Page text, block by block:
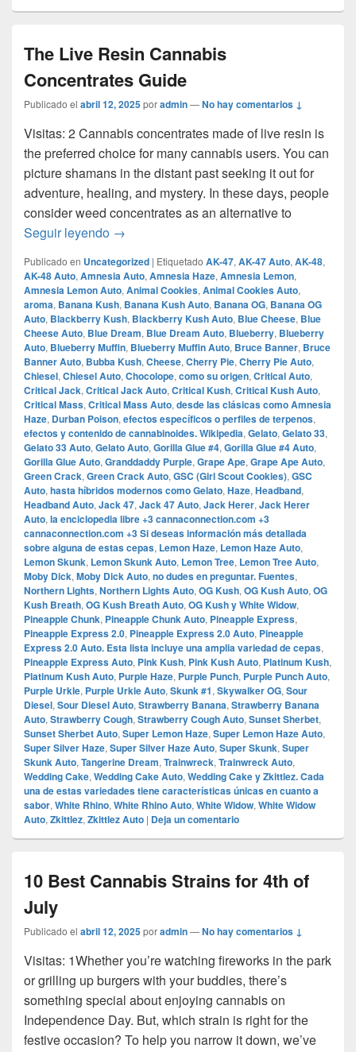
The Live Resin Cannabis
Concentrates Guide
Publicado el abril 12, 2025poradmin—No hay comentarios ↓
Visitas: 2 Cannabis concentrates made of live resin is
the preferred choice for many cannabis users. You can
picture shamans in the distant past seeking it out for
adventure, healing, and mystery. In these days, people
consider weed concentrates as an alternative to
Seguir leyendo The Live Resin Cannabis Concentrates
→
Publicado en Uncategorized | Etiquetado AK-47, AK-47 Auto, AK-48,
AK-48 Auto, Amnesia Auto, Amnesia Haze, Amnesia Lemon,
Amnesia Lemon Auto, Animal Cookies, Animal Cookies Auto,
aroma, Banana Kush, Banana Kush Auto, Banana OG, Banana OG
Auto, Blackberry Kush, Blackberry Kush Auto, Blue Cheese, Blue
Cheese Auto, Blue Dream, Blue Dream Auto, Blueberry, Blueberry
Auto, Blueberry Muffin, Blueberry Muffin Auto, Bruce Banner, Bruce
Banner Auto, Bubba Kush, Cheese, Cherry Pie, Cherry Pie Auto,
Chiesel, Chiesel Auto, Chocolope, como su origen, Critical Auto,
Critical Jack, Critical Jack Auto, Critical Kush, Critical Kush Auto,
Critical Mass, Critical Mass Auto, desde las clásicas como Amnesia
Haze, Durban Poison, efectos específicos o perfiles de terpenos,
efectos y contenido de cannabinoides.​ Wikipedia, Gelato, Gelato 33,
Gelato 33 Auto, Gelato Auto, Gorilla Glue #4, Gorilla Glue #4 Auto,
Gorilla Glue Auto, Granddaddy Purple, Grape Ape, Grape Ape Auto,
Green Crack, Green Crack Auto, GSC (Girl Scout Cookies), GSC
Auto, hasta híbridos modernos como Gelato, Haze, Headband,
Headband Auto, Jack 47, Jack 47 Auto, Jack Herer, Jack Herer
Auto, la enciclopedia libre +3 cannaconnection.com +3
cannaconnection.com +3 Si deseas información más detallada
sobre alguna de estas cepas, Lemon Haze, Lemon Haze Auto,
Lemon Skunk, Lemon Skunk Auto, Lemon Tree, Lemon Tree Auto,
Moby Dick, Moby Dick Auto, no dudes en preguntar.​ Fuentes,
Northern Lights, Northern Lights Auto, OG Kush, OG Kush Auto, OG
Kush Breath, OG Kush Breath Auto, OG Kush y White Widow,
Pineapple Chunk, Pineapple Chunk Auto, Pineapple Express,
Pineapple Express 2.0, Pineapple Express 2.0 Auto, Pineapple
Express 2.0 Auto.​ Esta lista incluye una amplia variedad de cepas,
Pineapple Express Auto, Pink Kush, Pink Kush Auto, Platinum Kush,
Platinum Kush Auto, Purple Haze, Purple Punch, Purple Punch Auto,
Purple Urkle, Purple Urkle Auto, Skunk #1, Skywalker OG, Sour
Diesel, Sour Diesel Auto, Strawberry Banana, Strawberry Banana
Auto, Strawberry Cough, Strawberry Cough Auto, Sunset Sherbet,
Sunset Sherbet Auto, Super Lemon Haze, Super Lemon Haze Auto,
Super Silver Haze, Super Silver Haze Auto, Super Skunk, Super
Skunk Auto, Tangerine Dream, Trainwreck, Trainwreck Auto,
Wedding Cake, Wedding Cake Auto, Wedding Cake y Zkittlez. Cada
una de estas variedades tiene características únicas en cuanto a
sabor, White Rhino, White Rhino Auto, White Widow, White Widow
Auto, Zkittlez, Zkittlez Auto | Deja un comentario
10 Best Cannabis Strains for 4th of
July
Publicado el abril 12, 2025poradmin—No hay comentarios ↓
Visitas: 1Whether you’re watching fireworks in the park
or grilling up burgers with your buddies, there’s
something special about enjoying cannabis on
Independence Day. But, which strain is right for the
festive occasion? To help you narrow it down, we’ve